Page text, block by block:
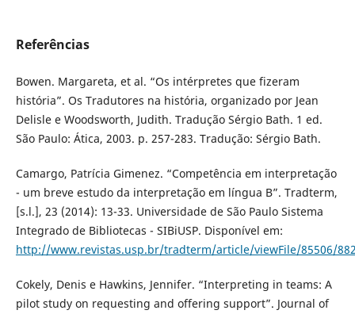
Referências
Bowen. Margareta, et al. “Os intérpretes que fizeram
história”. Os Tradutores na história, organizado por Jean
Delisle e Woodsworth, Judith. Tradução Sérgio Bath. 1 ed.
São Paulo: Ática, 2003. p. 257-283. Tradução: Sérgio Bath.
Camargo, Patrícia Gimenez. “Competência em interpretação
- um breve estudo da interpretação em língua B”. Tradterm,
[s.l.], 23 (2014): 13-33. Universidade de São Paulo Sistema
Integrado de Bibliotecas - SIBiUSP. Disponível em:
http://www.revistas.usp.br/tradterm/article/viewFile/85506/
Cokely, Denis e Hawkins, Jennifer. “Interpreting in teams: A
pilot study on requesting and offering support”. Journal of